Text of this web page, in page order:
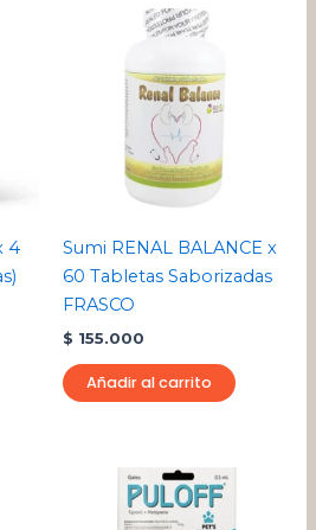
4
Sumi RENAL BALANCE x
60 Tabletas Saborizadas
FRASCO
$ 155.000
Añadir al carrito